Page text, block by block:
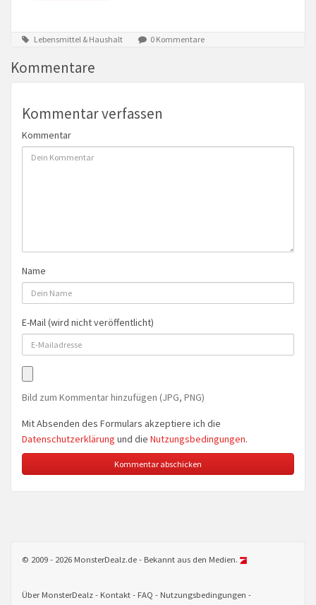
Lebensmittel & Haushalt 0 Kommentare
Kommentare
Kommentar verfassen
Kommentar
Name
E-Mail (wird nicht veröffentlicht)
Bild zum Kommentar hinzufügen (JPG, PNG)
Mit Absenden des Formulars akzeptiere ich die
Datenschutzerklärung und die Nutzungsbedingungen.
© 2009 - 2026 MonsterDealz.de - Bekannt aus den Medien.
Über MonsterDealz Kontakt FAQ Nutzungsbedingungen